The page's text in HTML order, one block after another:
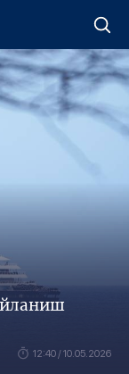
12:40 / 10.05.2026